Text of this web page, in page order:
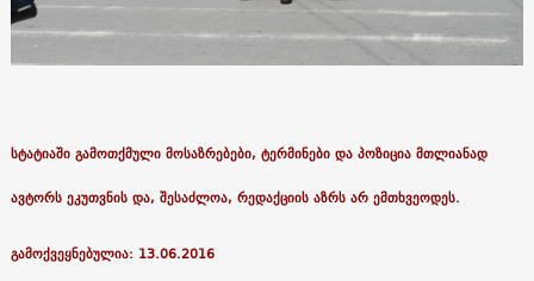
სტატიაში გამოთქმული მოსაზრებები, ტერმინები და პოზიცია მთლიანად
ავტორს ეკუთვნის და, შესაძლოა, რედაქციის აზრს არ ემთხვეოდეს.
გამოქვეყნებულია: 13.06.2016